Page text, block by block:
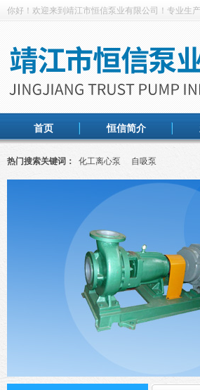
你好！欢迎来到靖江市恒信泵业有限公司！专业生产
首页 恒信简介
热门搜索关键词： 化工离心泵 自吸泵